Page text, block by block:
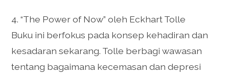
4. “The Power of Now” oleh Eckhart Tolle
Buku ini berfokus pada konsep kehadiran dan
kesadaran sekarang. Tolle berbagi wawasan
tentang bagaimana kecemasan dan depresi